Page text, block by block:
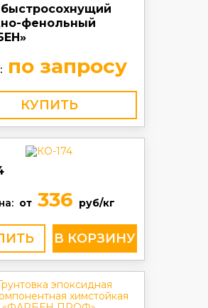
быстросохнущий
фенольный
по запросу
КУПИТЬ
от 336 руб/кг